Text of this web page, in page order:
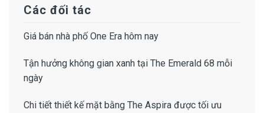
Các đối tác
Giá bán nhà phố One Era hôm nay
Tận hưởng không gian xanh tại The Emerald 68 mỗi
ngày
Chi tiết thiết kếmặt bằng The Aspira được tối ưu